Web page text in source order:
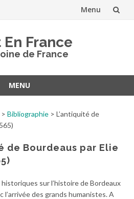
Menu
En France
de France
MENU
> Bibliographie > L’antiquité de
de Bourdeaus par Elie
sur l’histoire de Bordeaux
l’arrivée des grands humanistes. A